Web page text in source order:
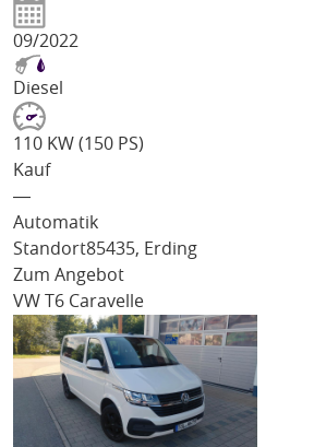
09/2022
Diesel
110 KW (150 PS)
Kauf
―
Automatik
Standort85435, Erding
Zum Angebot
VW T6 Caravelle